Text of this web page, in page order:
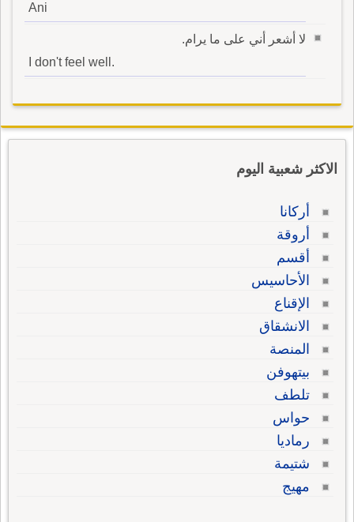
Ani
لا أشعر أني على ما يرام.
I don't feel well.
الاكثر شعبية اليوم
أركانا
أروقة
أقسم
الأحاسيس
الإقناع
الانشقاق
المنصة
بيتهوفن
تلطف
حواس
رماديا
شتيمة
مهيج